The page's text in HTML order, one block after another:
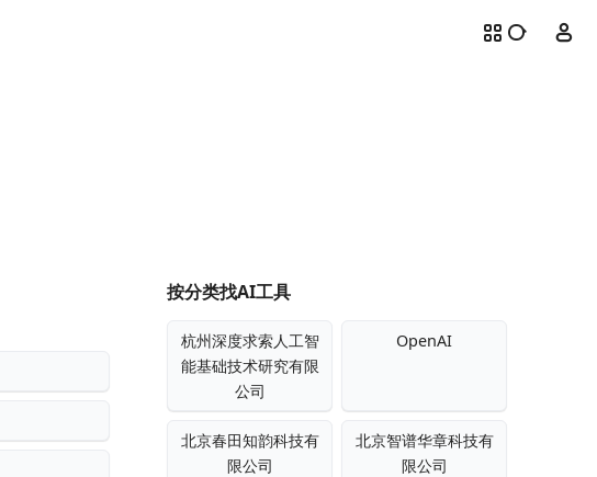
按分类找AI工具
杭州深度求索人工智
能基础技术研究有限
公司
OpenAI
北京春田知韵科技有
限公司
北京智谱华章科技有
限公司